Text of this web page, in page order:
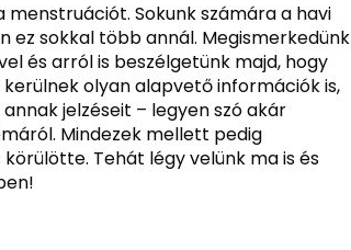
Sokunk számára a havi
ez sokkal több annál. Megismerkedünk
és arról is beszélgetünk majd, hogy
olyan alapvető információk is,
jelzéseit – legyen szó akár
Mindezek mellett pedig
Tehát légy velünk ma is és